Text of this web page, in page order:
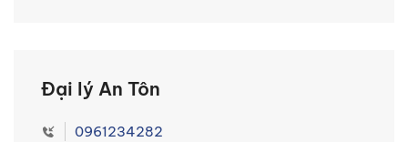
Đại lý An Tôn
0961234282